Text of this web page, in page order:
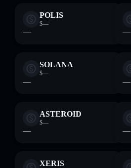
POLIS
$—
— —
SOLANA
$—
— —
ASTEROID
$—
— —
XERIS